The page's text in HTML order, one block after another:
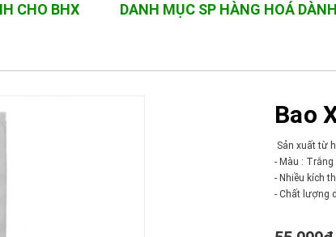
CHO BHX DANH MỤC SP HÀNG HOÁ
Bao
Sản xuất từ
- Màu : Trắng
- Nhiều kích
- Chất lượng